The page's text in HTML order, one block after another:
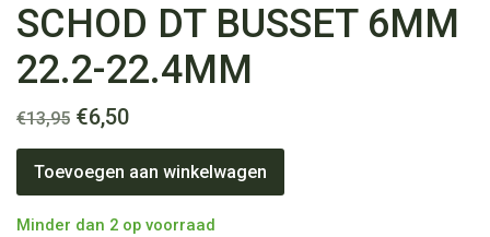
SCHOD DT BUSSET 6MM
22.2-22.4MM
€13,95 Oorspronkelijke
prijs
was:
€13,95.
€6,50Huidige
prijs
is:
€6,50.
SCHOD
BUSSET
6MM
Toevoegen aan winkelwagen
Minder dan 2 op voorraad